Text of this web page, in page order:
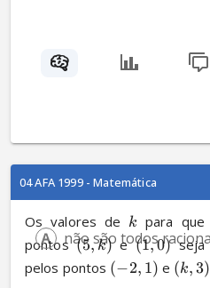
04 AFA 1999 - Matemática
Os valores de k para
pontos (5,k) e (1,0) seja
pelos pontos (−2, 1) e (k, 3)
não são todos